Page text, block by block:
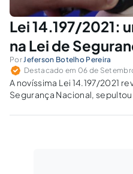
Lei 14.197/2021:
na Lei de
Por Jeferson Botelho Pereira
Destacado em 06 de
A novíssima Lei 14.197/2021
Segurança Nacional,